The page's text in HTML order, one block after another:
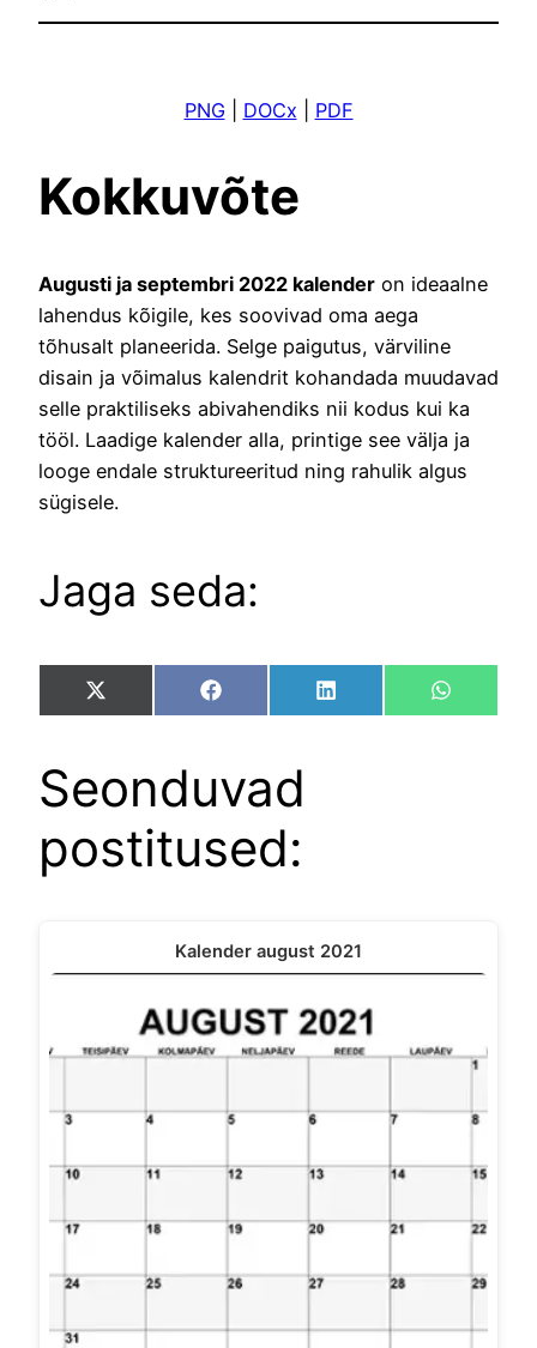
PNG DOCx PDF
Kokkuvõte
Augusti ja septembri 2022 kalender on ideaalne
lahendus kõigile, kes soovivad oma aega
tõhusalt planeerida. Selge paigutus, värviline
disain ja võimalus kalendrit kohandada muudavad
selle praktiliseks abivahendiks nii kodus kui ka
tööl. Laadige kalender alla, printige see välja ja
looge endale struktureeritud ning rahulik algus
sügisele.
Jaga seda:
Share
on
X
(Twitter)
Share
on
Facebook
Share
on
LinkedIn
Share
on
Seonduvad
postitused:
Kalender august 2021